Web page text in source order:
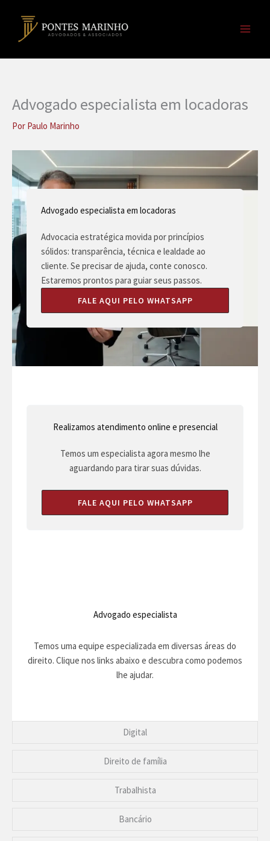
Advogado especialista em locadoras
Por Paulo Marinho
Advogado especialista em locadoras
Advocacia estratégica movida por princípios
sólidos: transparência, técnica e lealdade ao
cliente. Se precisar de ajuda, conte conosco.
Estaremos prontos para guiar seus passos.
FALE AQUI PELO WHATSAPP
Realizamos atendimento online e presencial
Temos um especialista agora mesmo lhe
aguardando para tirar suas dúvidas.
FALE AQUI PELO WHATSAPP
Advogado especialista
Temos uma equipe especializada em diversas áreas do
direito. Clique nos links abaixo e descubra como podemos
lhe ajudar.
Digital
Direito de família
Trabalhista
Bancário